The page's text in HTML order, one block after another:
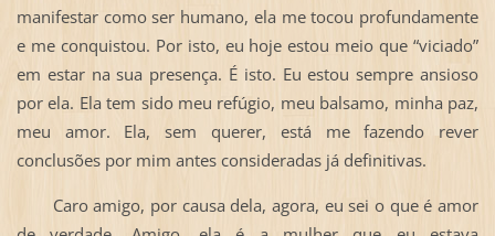
manifestar como ser humano, ela me tocou profundamente
e me conquistou. Por isto, eu hoje estou meio que “viciado”
em estar na sua presença. É isto. Eu estou sempre ansioso
por ela. Ela tem sido meu refúgio, meu balsamo, minha paz,
meu amor. Ela, sem querer, está me fazendo rever
conclusões por mim antes consideradas já definitivas.
Caro amigo, por causa dela, agora, eu sei o que é amor